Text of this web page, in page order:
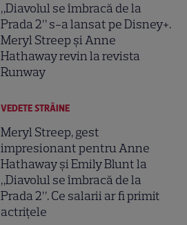
„Diavolul se îmbracă de la
Prada 2” s-a lansat pe Disney+.
Meryl Streep și Anne
Hathaway revin la revista
Runway
VEDETE STRĂINE
Meryl Streep, gest
impresionant pentru Anne
Hathaway și Emily Blunt la
„Diavolul se îmbracă de la
Prada 2”. Ce salarii ar fi primit
actrițele